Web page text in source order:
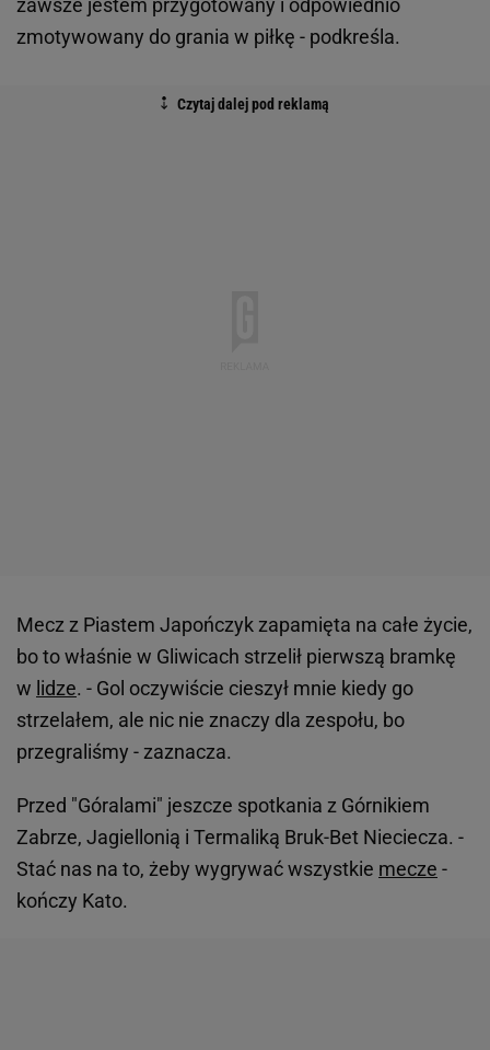
zmotywowany do grania w piłkę - podkreśla.
Mecz z Piastem Japończyk zapamięta na całe życie,
bo to właśnie w Gliwicach strzelił pierwszą bramkę
w lidze. - Gol oczywiście cieszył mnie kiedy go
strzelałem, ale nic nie znaczy dla zespołu, bo
przegraliśmy - zaznacza.
Przed "Góralami" jeszcze spotkania z Górnikiem
Zabrze, Jagiellonią i Termaliką Bruk-Bet Nieciecza. -
Stać nas na to, żeby wygrywać wszystkie mecze -
kończy Kato.